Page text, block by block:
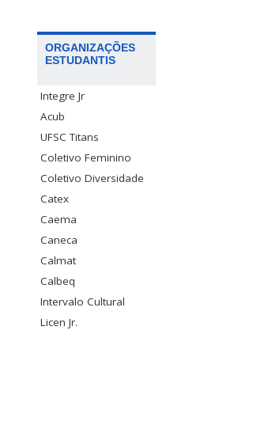
ORGANIZAÇÕES
ESTUDANTIS
Integre Jr
Acub
UFSC Titans
Coletivo Feminino
Coletivo Diversidade
Catex
Caema
Caneca
Calmat
Calbeq
Intervalo Cultural
Licen Jr.